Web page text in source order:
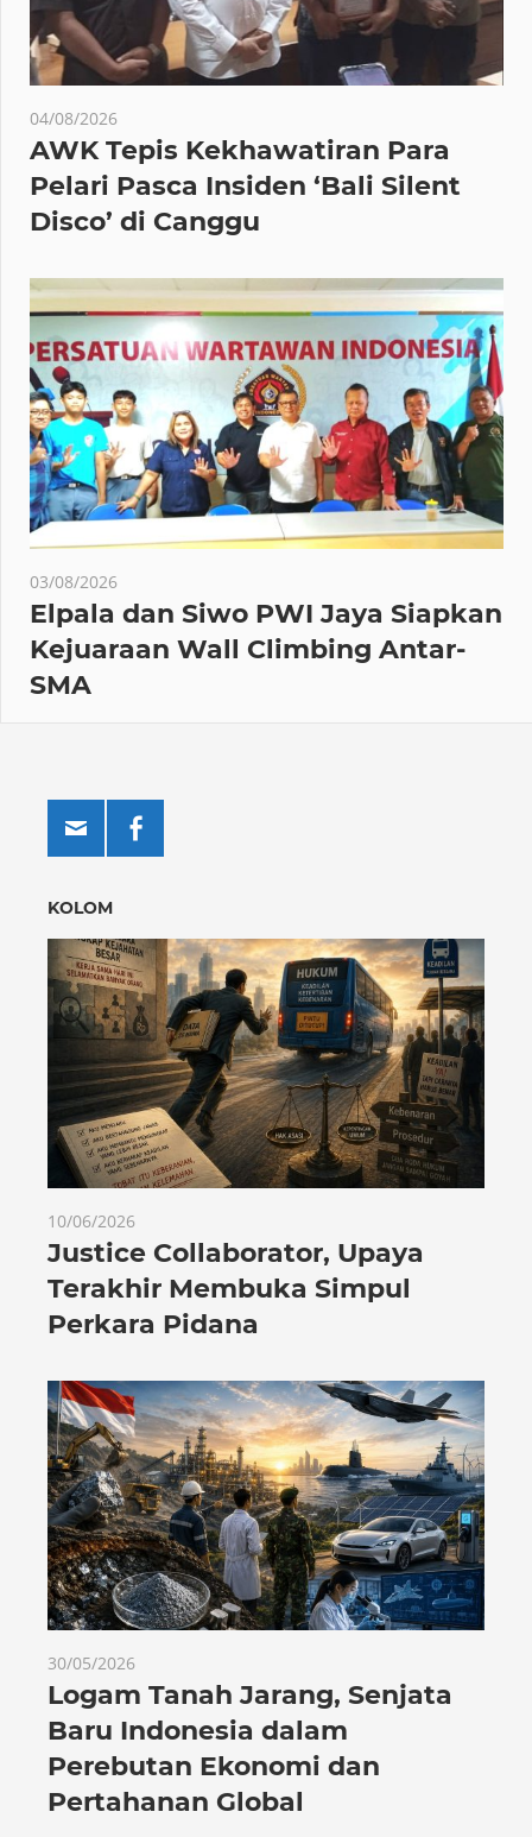
04/08/2026
AWK Tepis Kekhawatiran Para
Pelari Pasca Insiden ‘Bali Silent
Disco’ di Canggu
03/08/2026
Elpala dan Siwo PWI Jaya Siapkan
Kejuaraan Wall Climbing Antar-
SMA
KOLOM
10/06/2026
Justice Collaborator, Upaya
Terakhir Membuka Simpul
Perkara Pidana
30/05/2026
Logam Tanah Jarang, Senjata
Baru Indonesia dalam
Perebutan Ekonomi dan
Pertahanan Global